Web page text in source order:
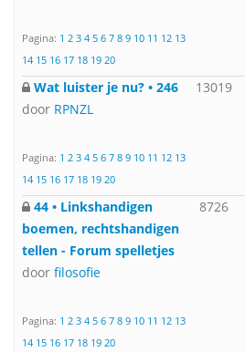
Pagina: 1 2 3 4 5 6 7 8 9 10 11 12 13
14 15 16 17 18 19 20
Wat luister je nu? • 246
door RPNZL
Pagina: 1 2 3 4 5 6 7 8 9 10 11 12 13
14 15 16 17 18 19 20
13019
44 • Linkshandigen
boemen, rechtshandigen
tellen - Forum spelletjes
door filosofie
Pagina: 1 2 3 4 5 6 7 8 9 10 11 12 13
14 15 16 17 18 19 20
8726